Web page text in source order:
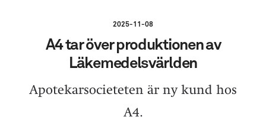
2025-11-08
A4 tar över produktionen av
Läkemedelsvärlden
Apotekarsocieteten är ny kund hos
A4.